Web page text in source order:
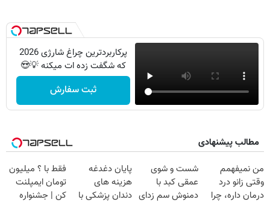
پرکاربردترین چراغ شارژی 2026
که شگفت زده ات میکنه 💡😍
ثبت سفارش
مطالب پیشنهادی
من نمیفهمم
وقتی زانو درد
درمان داره، چرا
شست و شوی
عمقی کبد با
دمنوش سم زدای
پایان دغدغه
هزینه های
دندان پزشکی با
فقط با ؟ میلیون
تومان ایمپلنت
کن | جشنواره